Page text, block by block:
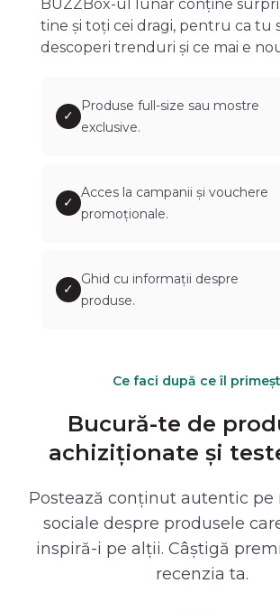
BUZZBox-ul lunar conține
tine și toți cei dragi, pentru ca tu
descoperi trenduri și ce mai e
✓
Produse full-size sau mostre
exclusive.
✓
Acces la campanii și vouchere
promoționale.
✓
Ghid cu informații despre
produse.
Ce faci după ce îl
Bucură-te de
achiziționate și
Postează conținut autentic pe
sociale despre produsele
inspiră-i pe alții. Câștigă
recenzia ta.